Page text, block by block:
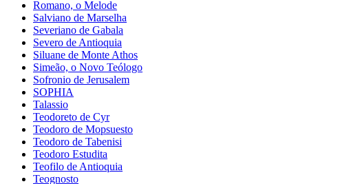
Romano, o Melode
Salviano de Marselha
Severiano de Gabala
Severo de Antioquia
Siluane de Monte Athos
Simeão, o Novo Teólogo
Sofronio de Jerusalem
SOPHIA
Talassio
Teodoreto de Cyr
Teodoro de Mopsuesto
Teodoro de Tabenisi
Teodoro Estudita
Teofilo de Antioquia
Teognosto